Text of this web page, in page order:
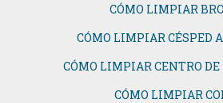
CÓMO LIMPIAR
CÓMO LIMPIAR CÉSPED
CÓMO LIMPIAR CENTRO
CÓMO LIMPIAR